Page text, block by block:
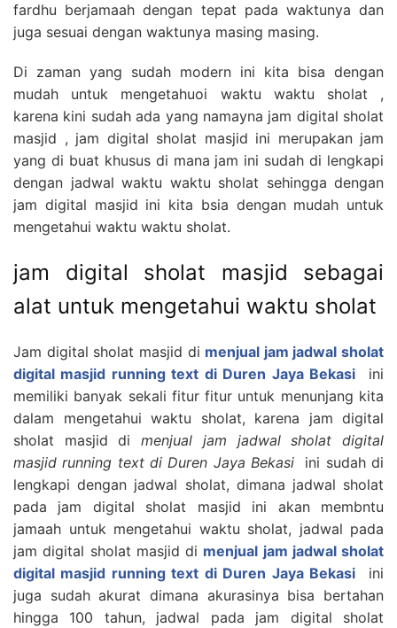
fardhu berjamaah dengan tepat pada waktunya dan
juga sesuai dengan waktunya masing masing.
Di zaman yang sudah modern ini kita bisa dengan
mudah untuk mengetahuoi waktu waktu sholat ,
karena kini sudah ada yang namayna jam digital sholat
masjid , jam digital sholat masjid ini merupakan jam
yang di buat khusus di mana jam ini sudah di lengkapi
dengan jadwal waktu waktu sholat sehingga dengan
jam digital masjid ini kita bsia dengan mudah untuk
mengetahui waktu waktu sholat.
jam digital sholat masjid sebagai
alat untuk mengetahui waktu sholat
Jam digital sholat masjid di menjual jam jadwal sholat
digital masjid running text di Duren Jaya Bekasi ini
memiliki banyak sekali fitur fitur untuk menunjang kita
dalam mengetahui waktu sholat, karena jam digital
sholat masjid dimenjual jam jadwal sholat digital
masjid running text di Duren Jaya Bekasiini sudah di
lengkapi dengan jadwal sholat, dimana jadwal sholat
pada jam digital sholat masjid ini akan membntu
jamaah untuk mengetahui waktu sholat, jadwal pada
jam digital sholat masjid di menjual jam jadwal sholat
digital masjid running text di Duren Jaya Bekasi ini
juga sudah akurat dimana akurasinya bisa bertahan
hingga 100 tahun, jadwal pada jam digital sholat